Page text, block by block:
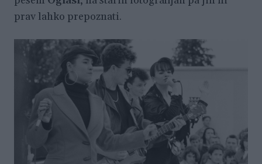
prav lahko prepoznati.